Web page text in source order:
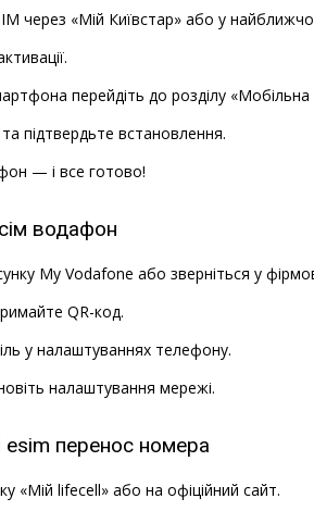
через «Мій Київстар» або у
перейдіть до розділу
підтвердьте встановлення.
— і все готово!
водафон
My Vodafone або зверніться у
QR-код.
у налаштуваннях телефону.
налаштування мережі.
перенос номера
«Мій lifecell» або на офіційний сайт.